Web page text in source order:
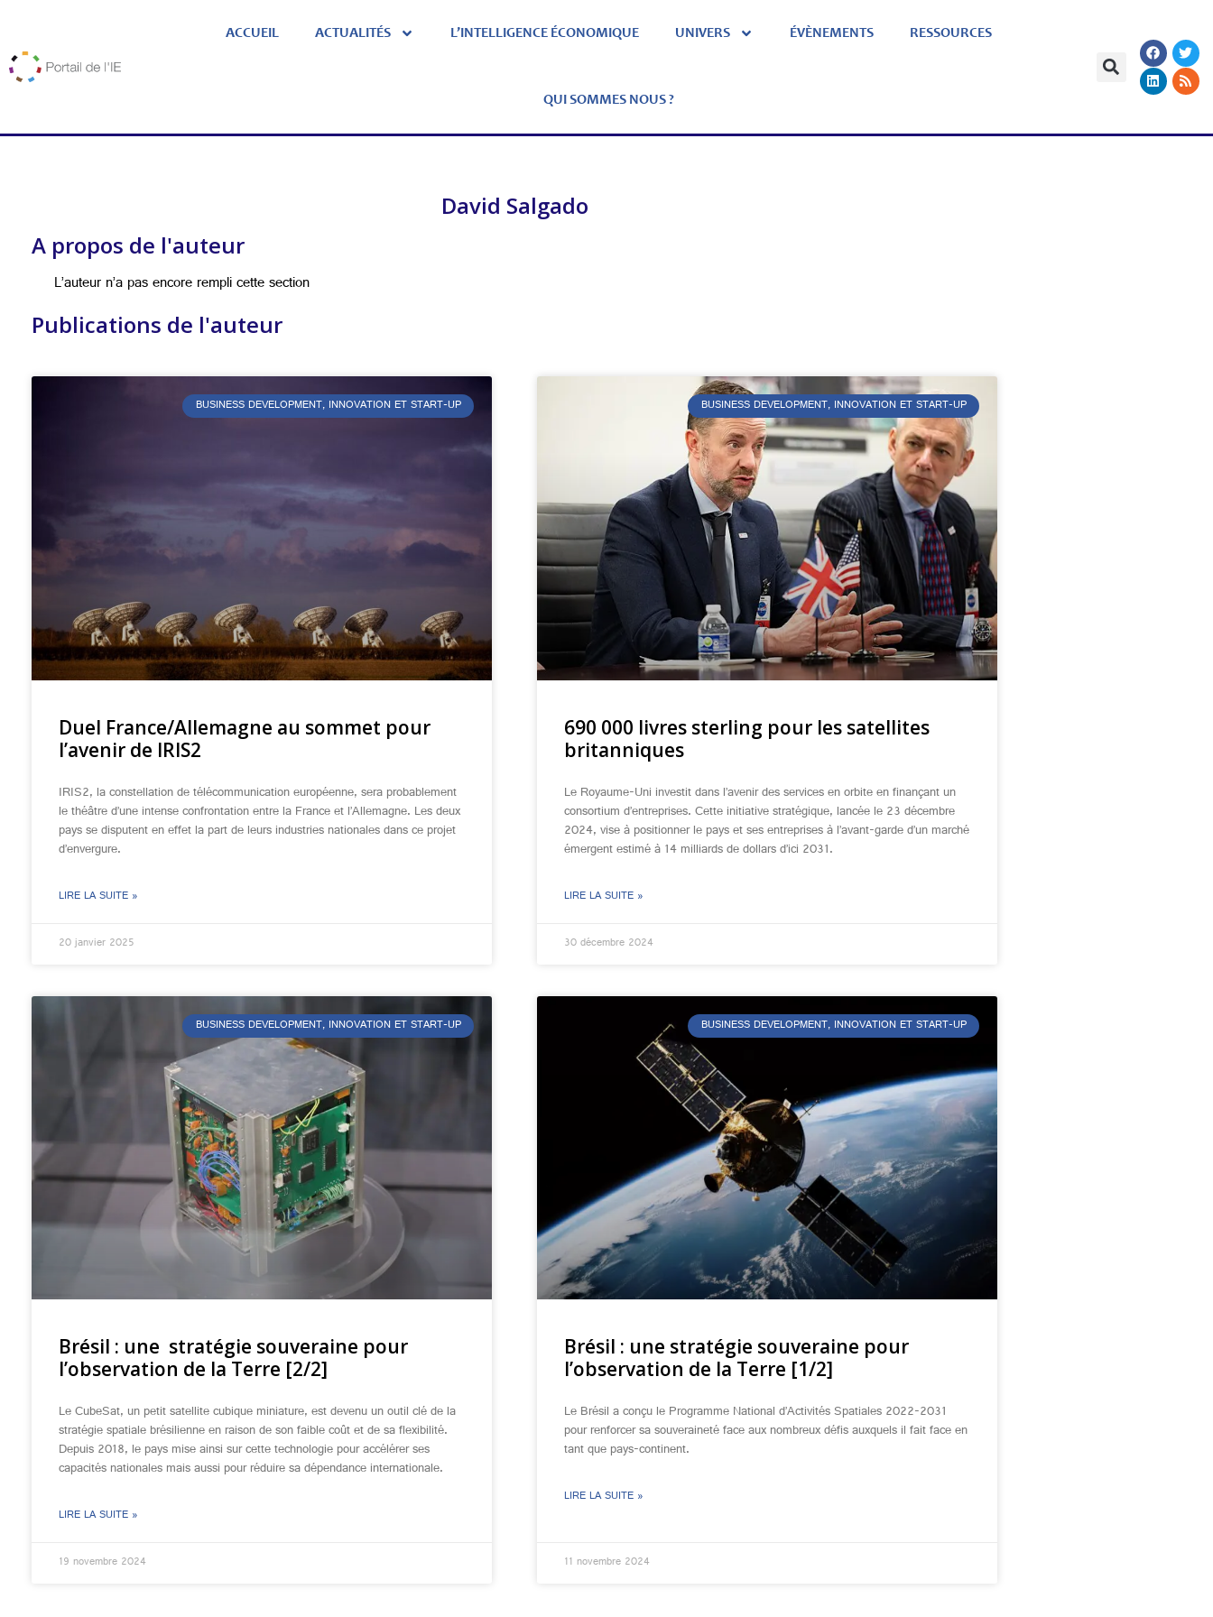
ACCUEIL ACTUALITÉS L’INTELLIGENCE ÉCONOMIQUE UNIVERS ÉVÈNEMENTS RESSOURCES
QUI SOMMES NOUS ?
David Salgado
A propos de l'auteur
L’auteur n’a pas encore rempli cette section
Publications de l'auteur
BUSINESS DEVELOPMENT, INNOVATION ET START-UP
Duel France/Allemagne au sommet pour
l’avenir de IRIS2
IRIS2, la constellation de télécommunication européenne, sera probablement
le théâtre d’une intense confrontation entre la France et l’Allemagne. Les deux
pays se disputent en effet la part de leurs industries nationales dans ce projet
d’envergure.
LIRE LA SUITE »
20 janvier 2025
BUSINESS DEVELOPMENT, INNOVATION ET START-UP
690 000 livres sterling pour les satellites
britanniques
Le Royaume-Uni investit dans l’avenir des services en orbite en finançant un
consortium d’entreprises. Cette initiative stratégique, lancée le 23 décembre
2024, vise à positionner le pays et ses entreprises à l’avant-garde d’un marché
émergent estimé à 14 milliards de dollars d’ici 2031.
LIRE LA SUITE »
30 décembre 2024
BUSINESS DEVELOPMENT, INNOVATION ET START-UP
Brésil : une stratégie souveraine pour
l’observation de la Terre [2/2]
Le CubeSat, un petit satellite cubique miniature, est devenu un outil clé de la
stratégie spatiale brésilienne en raison de son faible coût et de sa flexibilité.
Depuis 2018, le pays mise ainsi sur cette technologie pour accélérer ses
capacités nationales mais aussi pour réduire sa dépendance internationale.
LIRE LA SUITE »
19 novembre 2024
BUSINESS DEVELOPMENT, INNOVATION ET START-UP
Brésil : une stratégie souveraine pour
l’observation de la Terre [1/2]
Le Brésil a conçu le Programme National d’Activités Spatiales 2022-2031
pour renforcer sa souveraineté face aux nombreux défis auxquels il fait face en
tant que pays-continent.
LIRE LA SUITE »
11 novembre 2024